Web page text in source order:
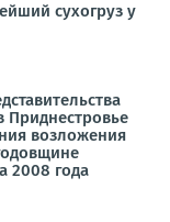
сухогруз у
Приднестровье
возложения
2008 года